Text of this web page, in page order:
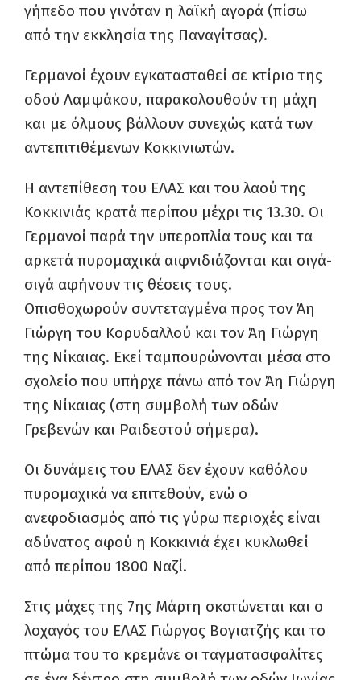
γήπεδο που γινόταν η λαϊκή αγορά (πίσω
από την εκκλησία της Παναγίτσας).
Γερμανοί έχουν εγκατασταθεί σε κτίριο της
οδού Λαμψάκου, παρακολουθούν τη μάχη
και με όλμους βάλλουν συνεχώς κατά των
αντεπιτιθέμενων Κοκκινιωτών.
Η αντεπίθεση του ΕΛΑΣ και του λαού της
Κοκκινιάς κρατά περίπου μέχρι τις 13.30. Οι
Γερμανοί παρά την υπεροπλία τους και τα
αρκετά πυρομαχικά αιφνιδιάζονται και σιγά-
σιγά αφήνουν τις θέσεις τους.
Οπισθοχωρούν συντεταγμένα προς τον Άη
Γιώργη του Κορυδαλλού και τον Άη Γιώργη
της Νίκαιας. Εκεί ταμπουρώνονται μέσα στο
σχολείο που υπήρχε πάνω από τον Άη Γιώργη
της Νίκαιας (στη συμβολή των οδών
Γρεβενών και Ραιδεστού σήμερα).
Οι δυνάμεις του ΕΛΑΣ δεν έχουν καθόλου
πυρομαχικά να επιτεθούν, ενώ ο
ανεφοδιασμός από τις γύρω περιοχές είναι
αδύνατος αφού η Κοκκινιά έχει κυκλωθεί
από περίπου 1800 Ναζί.
Στις μάχες της 7ης Μάρτη σκοτώνεται και ο
λοχαγός του ΕΛΑΣ Γιώργος Βογιατζής και το
πτώμα του το κρεμάνε οι ταγματασφαλίτες